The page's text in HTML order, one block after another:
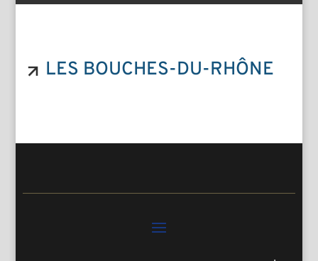
LES BOUCHES-DU-RHÔNE